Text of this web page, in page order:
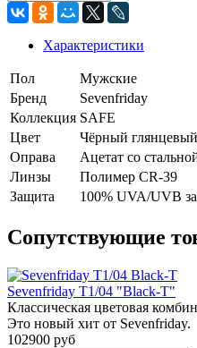
Характеристики
Пол
Мужские
Бренд
Sevenfriday
Коллекция SAFE
Цвет
Чёрный глянцевый
Оправа
Ацетат со
Линзы
Полимер CR-39
Защита
100% UVA/UVB
Сопутствующие
Sevenfriday T1/04 "Black-T"
Классическая цветовая
Это новый хит от Sevenfriday.
102900 руб